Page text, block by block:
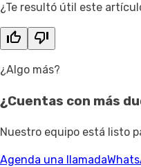
¿Te resultó útil este
¿Algo más?
¿Cuentas con más
Nuestro equipo está listo
Agenda una llamada